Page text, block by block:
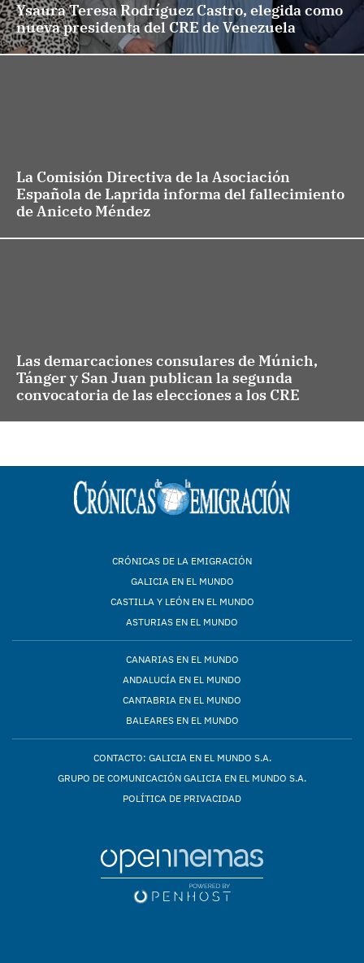
Ysaura Teresa Rodríguez Castro, elegida como
nueva presidenta del CRE de Venezuela
La Comisión Directiva de la Asociación
Española de Laprida informa del fallecimiento
de Aniceto Méndez
Las demarcaciones consulares de Múnich,
Tánger y San Juan publican la segunda
convocatoria de las elecciones a los CRE
CRÓNICAS DE LA EMIGRACIÓN
GALICIA EN EL MUNDO
CASTILLA Y LEÓN EN EL MUNDO
ASTURIAS EN EL MUNDO
CANARIAS EN EL MUNDO
ANDALUCÍA EN EL MUNDO
CANTABRIA EN EL MUNDO
BALEARES EN EL MUNDO
CONTACTO: GALICIA EN EL MUNDO S.A.
GRUPO DE COMUNICACIÓN GALICIA EN EL MUNDO S.A.
POLÍTICA DE PRIVACIDAD